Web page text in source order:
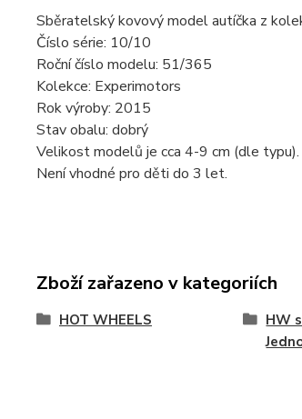
Sběratelský kovový model autíčka z
Číslo série: 10/10
Roční číslo modelu: 51/365
Kolekce: Experimotors
Rok výroby: 2015
Stav obalu: dobrý
Velikost modelů je cca 4-9 cm (dle typu).
Není vhodné pro děti do 3 let.
Zboží zařazeno v kategoriích
HOT WHEELS
HW